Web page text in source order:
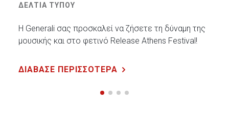
ΔΕΛΤΙΑ ΤΥΠΟΥ
Η Generali σας προσκαλεί να ζήσετε τη δύναμη της
μουσικής και στο φετινό Release Athens Festival!
ΔΙΑΒΑΣΕ ΠΕΡΙΣΣΟΤΕΡΑ